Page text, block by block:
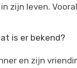
zijn leven.
is er bekend?
en zijn